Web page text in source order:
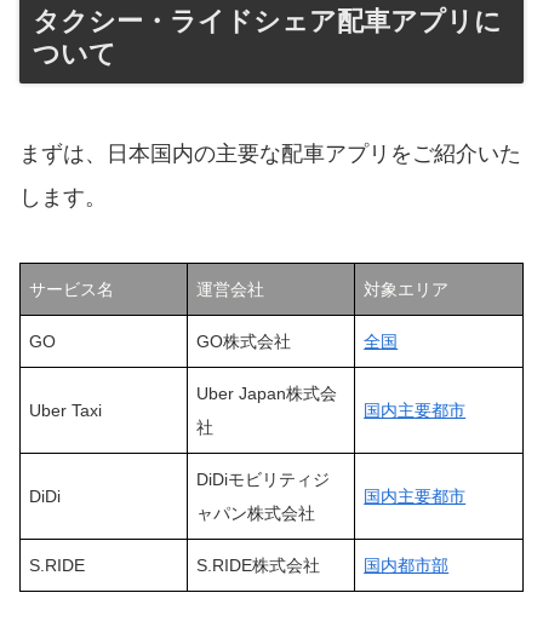
タクシー・ライドシェア配車アプリに
ついて
まずは、日本国内の主要な配車アプリをご紹介いた
します。
サービス名 運営会社 対象エリア
GO GO株式会社 全国
Uber Taxi
Uber Japan株式会
社
国内主要都市
DiDi
DiDiモビリティジ
ャパン株式会社
国内主要都市
S.RIDE S.RIDE株式会社 国内都市部